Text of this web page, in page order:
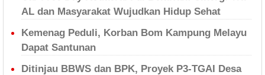
AL dan Masyarakat Wujudkan Hidup Sehat
Kemenag Peduli, Korban Bom Kampung Melayu
Dapat Santunan
Ditinjau BBWS dan BPK, Proyek P3-TGAI Desa